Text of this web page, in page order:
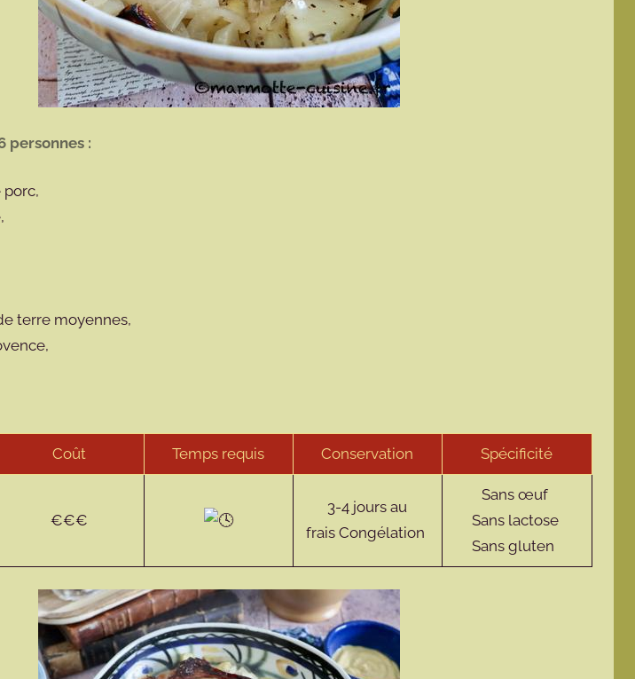
personnes :
porc,
terre moyennes,
Coût Temps requis Conservation Spécificité
€€€
3-4 jours au
frais Congélation
Sans œuf
Sans lactose
Sans gluten